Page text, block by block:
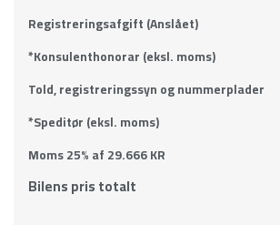
Registreringsafgift (Anslået)
*Konsulenthonorar (eksl. moms)
Told, registreringssyn og nummerplader
*Speditør (eksl. moms)
Moms 25% af 29.666 KR
Bilens pris totalt